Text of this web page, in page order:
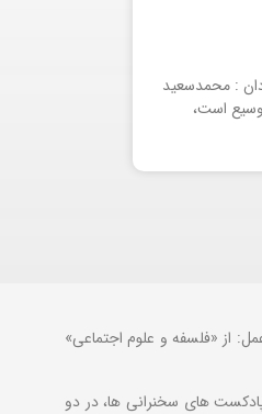
: محمدسعید
وسیع است،
از «فلسفه و علوم اجتماعی»
های سخنرانی ها، در دو